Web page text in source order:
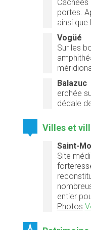
Cachées
portes.
ainsi que
Vogüé
Sur les
Balazuc
erchée
dédale
Villes et
Saint-
Site
entier
Photos